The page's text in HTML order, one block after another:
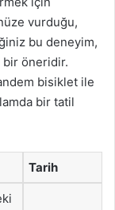
vurduğu,
bu deneyim,
bir öneridir.
bisiklet ile
bir tatil
Tarih